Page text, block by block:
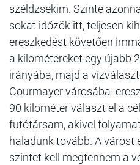
széldzsekim. Szinte
sokat időzök itt, teljesen
ereszkedést követően
a kilométereket egy újabb
irányába, majd a
Courmayer városába
90 kilométer választ el a
futótársam, akivel
haladunk tovább. A várost
szintet kell megtennem a